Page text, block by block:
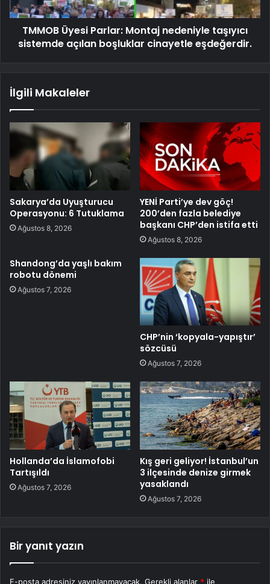
TMMOB Üyesi Parlar: Montaj nedeniyle taşıyıcı
sistemde açılan boşluklar cinayetle eşdeğerdir.
İlgili Makaleler
Sakarya’da Uyuşturucu
Operasyonu: 6 Tutuklama
Ağustos 8, 2026
YENİ Parti’ye dev göç!
200’den fazla belediye
başkanı CHP’den istifa etti
Ağustos 8, 2026
Shandong’da yaşlı bakım
robotu dönemi
Ağustos 7, 2026
CHP’nin ‘kopyala-yapıştır’
sözcüsü
Ağustos 7, 2026
Hollanda’da İslamofobi
Tartışıldı
Ağustos 7, 2026
Kış geri geliyor! İstanbul’un
3 ilçesinde denize girmek
yasaklandı
Ağustos 7, 2026
Bir yanıt yazın
E-posta adresiniz yayınlanmayacak. Gerekli alanlar * ile